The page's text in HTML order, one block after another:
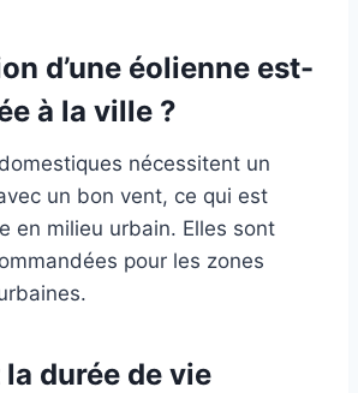
d’une éolienne est-
à la ville ?
nécessitent un
un bon vent, ce qui est
en milieu urbain. Elles sont
pour les zones
durée de vie